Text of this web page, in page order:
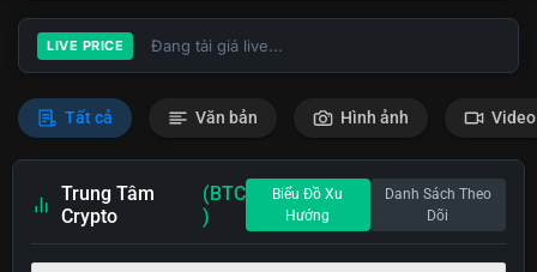
LIVE PRICE Đang tải giá live...
Tất cả Văn bản Hình ảnh Video
Trung Tâm
Crypto
(BTC
)
Biểu Đồ Xu
Hướng
Danh Sách Theo
Dõi